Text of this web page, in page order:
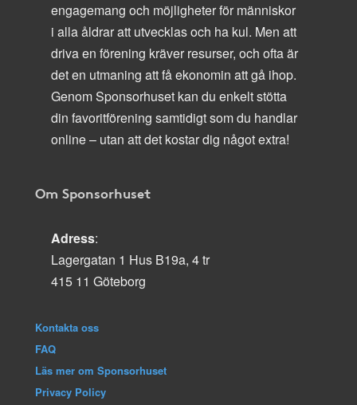
engagemang och möjligheter för människor
i alla åldrar att utvecklas och ha kul. Men att
driva en förening kräver resurser, och ofta är
det en utmaning att få ekonomin att gå ihop.
Genom Sponsorhuset kan du enkelt stötta
din favoritförening samtidigt som du handlar
online – utan att det kostar dig något extra!
Om Sponsorhuset
Adress:
Lagergatan 1 Hus B19a, 4 tr
415 11 Göteborg
Kontakta oss
FAQ
Läs mer om Sponsorhuset
Privacy Policy